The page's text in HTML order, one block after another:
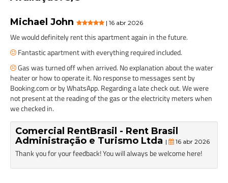
Michael John | 16 abr 2026
We would definitely rent this apartment again in the future.
Fantastic apartment with everything required included.
Gas was turned off when arrived. No explanation about the water
heater or how to operate it. No response to messages sent by
Booking.com or by WhatsApp. Regarding a late check out. We were
not present at the reading of the gas or the electricity meters when
we checked in.
Comercial RentBrasil - Rent Brasil
Administração e Turismo Ltda | 16 abr 2026
Thank you for your feedback! You will always be welcome here!